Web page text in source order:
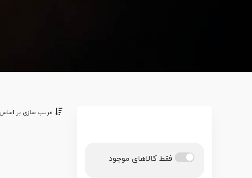
فقط کالاهای موجود
مرتب سازی بر اساس